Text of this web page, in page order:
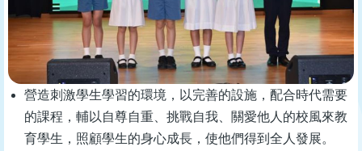
營造刺激學生學習的環境，以完善的設施，配合時代需要
的課程，輔以自尊自重、挑戰自我、關愛他人的校風來教
育學生，照顧學生的身心成長，使他們得到全人發展。